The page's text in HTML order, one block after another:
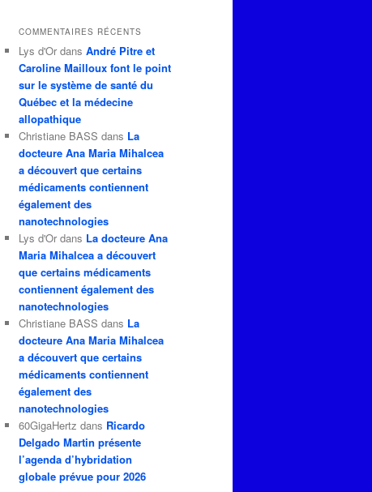
COMMENTAIRES RÉCENTS
Lys d'Or dans André Pitre et
Caroline Mailloux font le point
sur le système de santé du
Québec et la médecine
allopathique
Christiane BASS dans La
docteure Ana Maria Mihalcea
a découvert que certains
médicaments contiennent
également des
nanotechnologies
Lys d'Or dans La docteure Ana
Maria Mihalcea a découvert
que certains médicaments
contiennent également des
nanotechnologies
Christiane BASS dans La
docteure Ana Maria Mihalcea
a découvert que certains
médicaments contiennent
également des
nanotechnologies
60GigaHertz dans Ricardo
Delgado Martin présente
l’agenda d’hybridation
globale prévue pour 2026